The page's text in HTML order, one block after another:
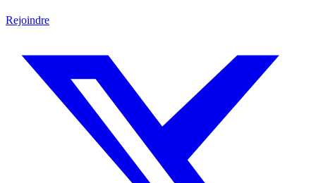
Rejoindre